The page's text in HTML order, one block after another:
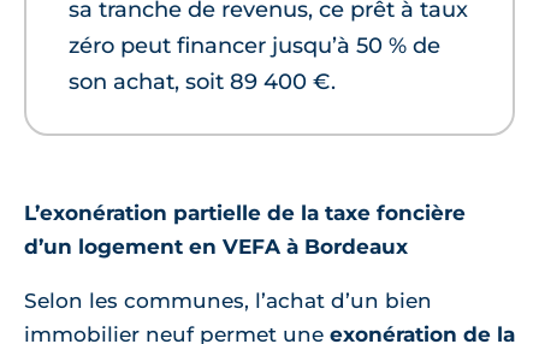
sa tranche de revenus, ce prêt à taux
zéro peut financer jusqu’à 50 % de
son achat, soit 89 400 €.
L’exonération partielle de la taxe foncière
d’un logement en VEFA à Bordeaux
Selon les communes, l’achat d’un bien
immobilier neuf permet une exonération de la